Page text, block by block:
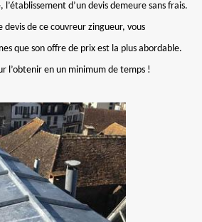
d’un devis demeure sans frais.
devis de ce couvreur zingueur, vous
que son offre de prix est la plus abordable.
l’obtenir en un minimum de temps !